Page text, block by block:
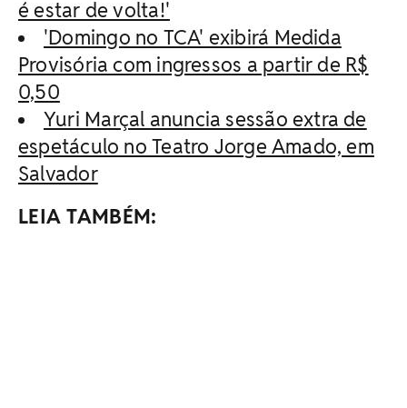
é estar de volta!'
'Domingo no TCA' exibirá Medida
Provisória com ingressos a partir de R$
0,50
Yuri Marçal anuncia sessão extra de
espetáculo no Teatro Jorge Amado, em
Salvador
LEIA TAMBÉM: